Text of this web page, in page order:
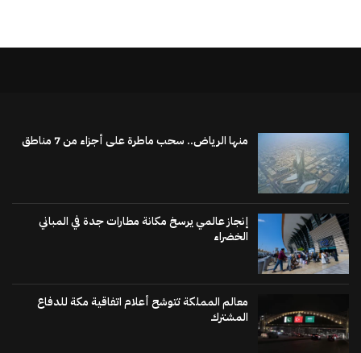
منها الرياض.. سحب ماطرة على أجزاء من 7 مناطق
إنجاز عالمي يرسخ مكانة مطارات جدة في المباني
الخضراء
معالم المملكة تتوشح أعلام اتفاقية مكة للدفاع
المشترك